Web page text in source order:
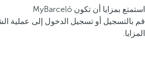
استمتع بمزايا أن تكون MyBarceló
قم بالتسجيل أو تسجيل الدخول إلى عملية
المزايا.